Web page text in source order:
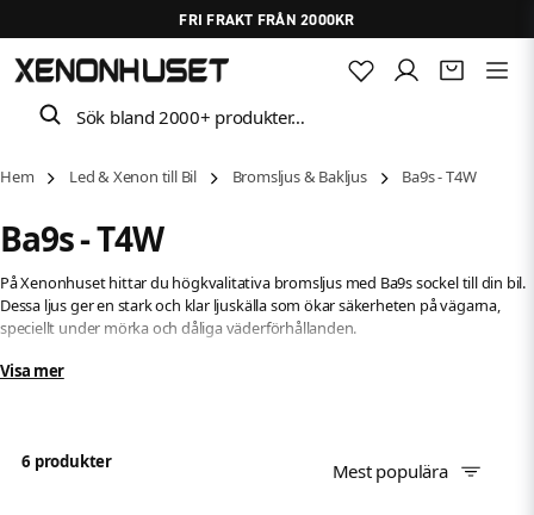
FRI FRAKT FRÅN 2000KR
Sök bland 2000+ produkter…
Hem Led & Xenon till Bil Bromsljus & Bakljus Ba9s - T4W
Ba9s - T4W
På Xenonhuset hittar du högkvalitativa bromsljus med Ba9s sockel till din bil.
Dessa ljus ger en stark och klar ljuskälla som ökar säkerheten på vägarna,
speciellt under mörka och dåliga väderförhållanden.
Ba9s sockeln är en av den vanligaste typen av sockel för bromsljus på bilar
Visa mer
6 produkter Mest populära